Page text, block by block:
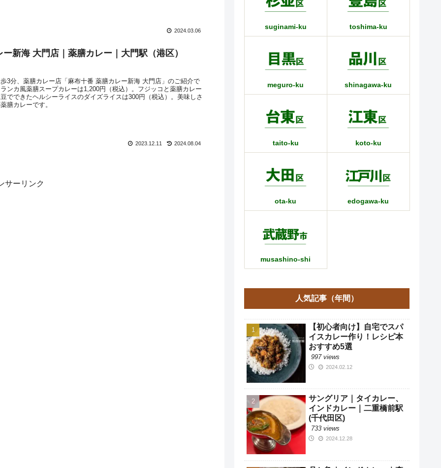
2024.03.06
新海 大門店｜薬膳カレー｜大門駅（港区）
3分、薬膳カレー店「麻布十番 薬膳カレー新海 大門店」のご紹介で
ンカ風薬膳スープカレーは1,200円（税込）。フジッコと薬膳カレー
でできたヘルシーライスのダイズライスは300円（税込）。美味しさ
膳カレーです。
2023.12.11 2024.08.04
サーリンク
suginami-ku toshima-ku
meguro-ku shinagawa-ku
taito-ku koto-ku
ota-ku edogawa-ku
musashino-shi
人気記事（年間）
【初心者向け】自宅でスパ
イスカレー作り！レシピ本
おすすめ5選
997 views
2024.02.12
サングリア｜タイカレー、
インドカレー｜二重橋前駅
(千代田区)
733 views
2024.12.28